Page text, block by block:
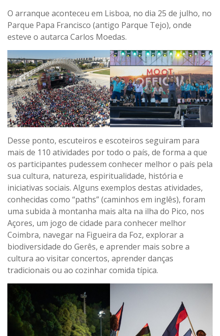
O arranque aconteceu em Lisboa, no dia 25 de julho, no
Parque Papa Francisco (antigo Parque Tejo), onde
esteve o autarca Carlos Moedas.
Desse ponto, escuteiros e escoteiros seguiram para
mais de 110 atividades por todo o país, de forma a que
os participantes pudessem conhecer melhor o país pela
sua cultura, natureza, espiritualidade, história e
iniciativas sociais. Alguns exemplos destas atividades,
conhecidas como “paths” (caminhos em inglês), foram
uma subida à montanha mais alta na ilha do Pico, nos
Açores, um jogo de cidade para conhecer melhor
Coimbra, navegar na Figueira da Foz, explorar a
biodiversidade do Gerês, e aprender mais sobre a
cultura ao visitar concertos, aprender danças
tradicionais ou ao cozinhar comida típica.